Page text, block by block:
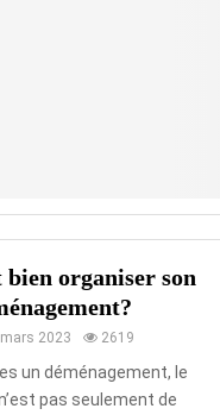
bien organiser son
2023 2619
un déménagement, le
pas seulement de